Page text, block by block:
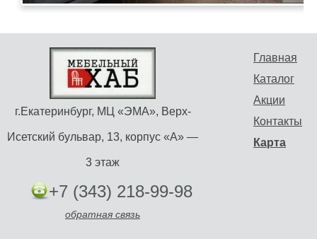
Главная
Каталог
Акции
Контакты
Карта
г.Екатеринбург, МЦ «ЭМА», Верх-
Исетский бульвар, 13, корпус «А» —
3 этаж
+7 (343) 218-99-98
обратная связь